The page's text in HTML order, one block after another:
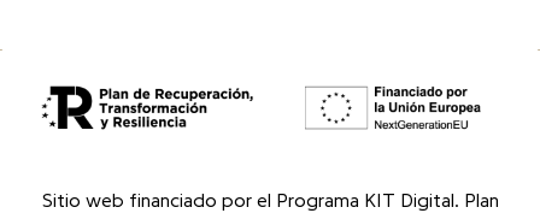
Sitio web financiado por el Programa KIT Digital. Plan